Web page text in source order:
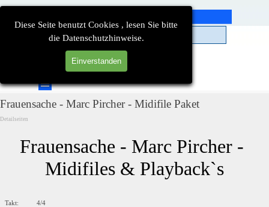
Diese Seite benutzt Cookies , lesen Sie bitte
die Datenschutzhinweise.
Einverstanden
Direkt zum Seiteninhalt
Menü überspringen
Frauensache - Marc Pircher - Midifile Paket
Detailseiten
Frauensache - Marc Pircher -
Midifiles & Playback`s
Takt: 4/4